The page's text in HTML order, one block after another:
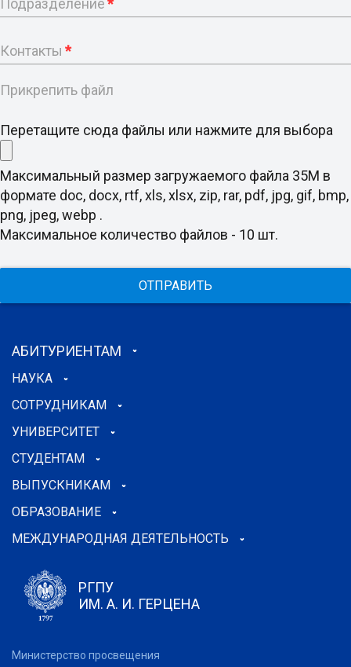
Подразделение*
Контакты *
Прикрепить файл
Перетащите сюда файлы или нажмите для выбора
Максимальный размер загружаемого файла 35M в
формате doc, docx, rtf, xls, xlsx, zip, rar, pdf, jpg, gif, bmp,
png, jpeg, webp .
Максимальное количество файлов - 10 шт.
ОТПРАВИТЬ
АБИТУРИЕНТАМ
НАУКА
СОТРУДНИКАМ
УНИВЕРСИТЕТ
СТУДЕНТАМ
ВЫПУСКНИКАМ
ОБРАЗОВАНИЕ
МЕЖДУНАРОДНАЯ ДЕЯТЕЛЬНОСТЬ
РГПУ
ИМ. А. И. ГЕРЦЕНА
Министерство просвещения